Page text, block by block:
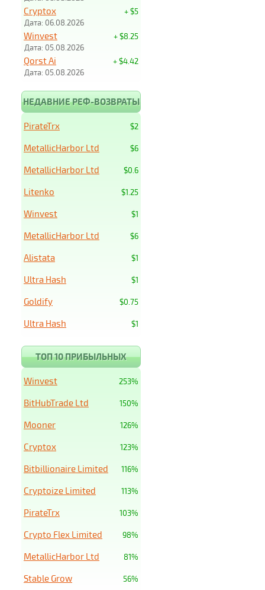
+ $5
Cryptox
Дата: 06.08.2026
+ $8.25
Winvest
Дата: 05.08.2026
+ $4.42
Qorst Ai
Дата: 05.08.2026
НЕДАВНИЕ РЕФ-ВОЗВРАТЫ
$2
PirateTrx
$6
MetallicHarbor Ltd
$0.6
MetallicHarbor Ltd
$1.25
Litenko
$1
Winvest
$6
MetallicHarbor Ltd
$1
Alistata
$1
Ultra Hash
$0.75
Goldify
$1
Ultra Hash
ТОП 10 ПРИБЫЛЬНЫХ
253%
Winvest
150%
BitHubTrade Ltd
126%
Mooner
123%
Cryptox
116%
Bitbillionaire Limited
113%
Cryptoize Limited
103%
PirateTrx
98%
Crypto Flex Limited
81%
MetallicHarbor Ltd
56%
Stable Grow